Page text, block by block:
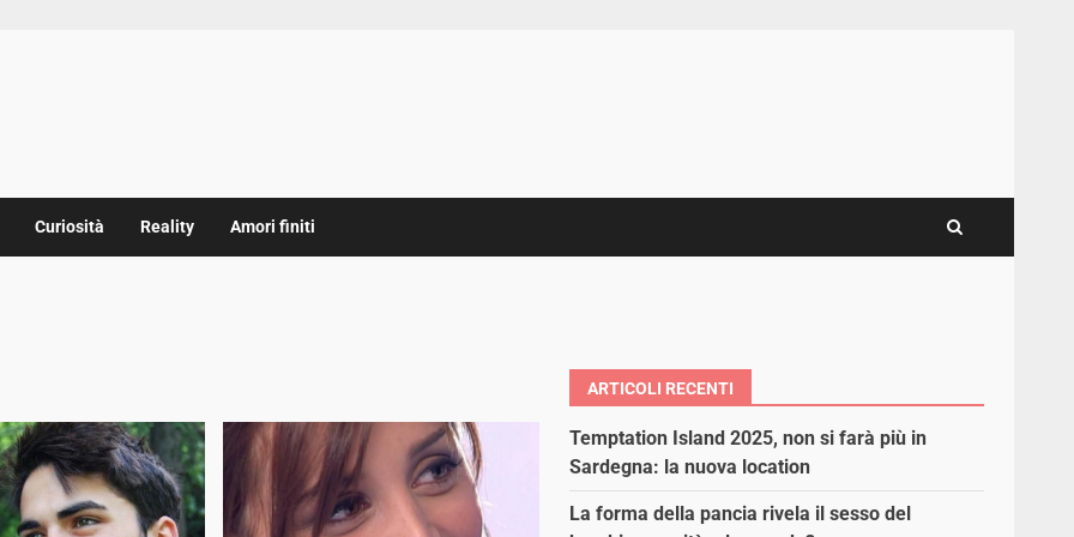
Curiosità Reality Amori finiti
ARTICOLI RECENTI
Temptation Island 2025, non si farà più in
Sardegna: la nuova location
La forma della pancia rivela il sesso del